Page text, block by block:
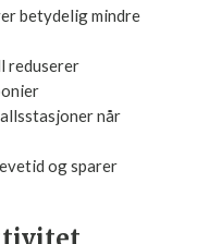
betydelig mindre